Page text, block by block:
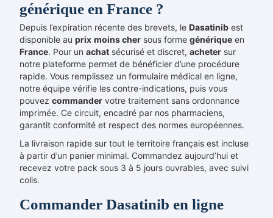
générique en France ?
Depuis l’expiration récente des brevets, le Dasatinib est
disponible au prix moins cher sous forme générique en
France. Pour un achat sécurisé et discret, acheter sur
notre plateforme permet de bénéficier d’une procédure
rapide. Vous remplissez un formulaire médical en ligne,
notre équipe vérifie les contre-indications, puis vous
pouvez commander votre traitement sans ordonnance
imprimée. Ce circuit, encadré par nos pharmaciens,
garantit conformité et respect des normes européennes.
La livraison rapide sur tout le territoire français est incluse
à partir d’un panier minimal. Commandez aujourd’hui et
recevez votre pack sous 3 à 5 jours ouvrables, avec suivi
colis.
Commander Dasatinib en ligne